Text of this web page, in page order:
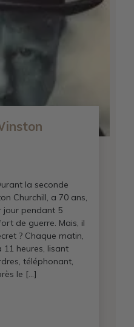
la seconde
Churchill, a 70 ans,
jour pendant 5
de guerre. Mais, il
? Chaque matin,
11 heures, lisant
téléphonant,
le […]